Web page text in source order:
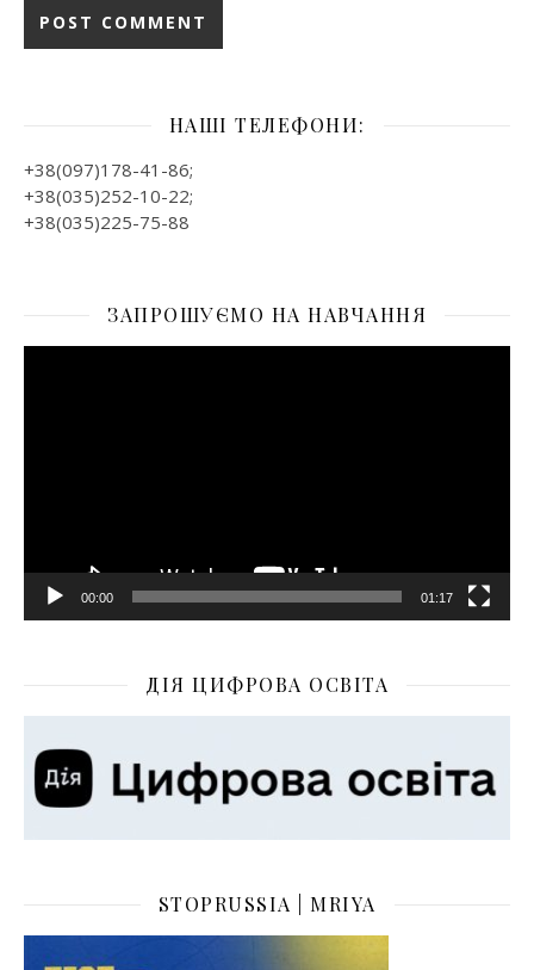
НАШІ ТЕЛЕФОНИ:
+38(097)178-41-86;
+38(035)252-10-22;
+38(035)225-75-88
ЗАПРОШУЄМО НА НАВЧАННЯ
00:00 01:17
ДІЯ ЦИФРОВА ОСВІТА
STOPRUSSIA | MRIYA